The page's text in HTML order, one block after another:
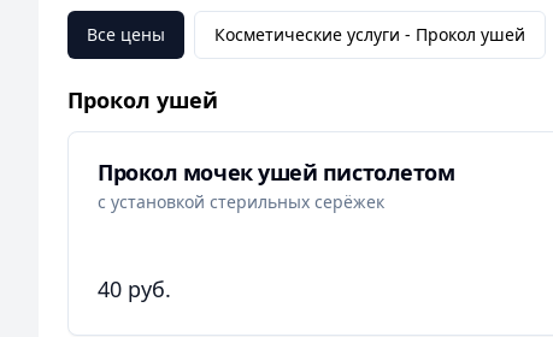
Все цены Косметические услуги - Прокол ушей
Прокол ушей
Прокол мочек ушей пистолетом
с установкой стерильных серёжек
40 руб.